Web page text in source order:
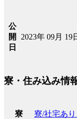
公
開
日
2023年 09月 19
寮・住み込み情
寮 寮/社宅あ